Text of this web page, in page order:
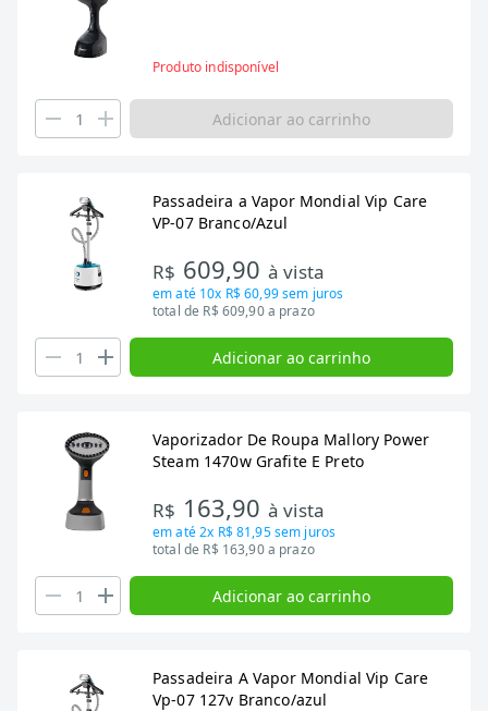
Produto indisponível
Adicionar ao carrinho
Passadeira a Vapor Mondial Vip Care
VP-07 Branco/Azul
R$ 609,90 à vista
em até 10x R$ 60,99sem juros
total de R$ 609,90 a prazo
Adicionar ao carrinho
Vaporizador De Roupa Mallory Power
Steam 1470w Grafite E Preto
R$ 163,90 à vista
em até2x R$ 81,95sem juros
total de R$ 163,90 a prazo
Adicionar ao carrinho
Passadeira A Vapor Mondial Vip Care
Vp-07 127v Branco/azul